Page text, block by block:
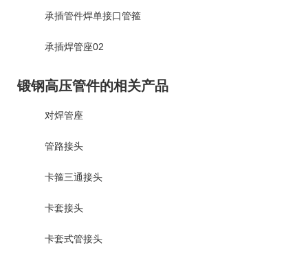
承插管件焊单接口管箍
承插焊管座02
锻钢高压管件的相关产品
对焊管座
管路接头
卡箍三通接头
卡套接头
卡套式管接头